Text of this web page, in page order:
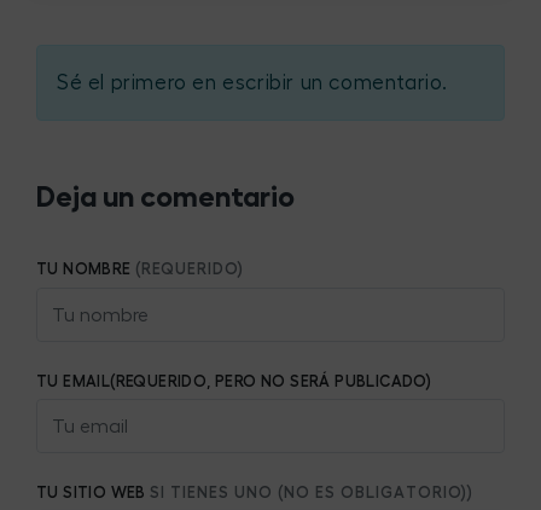
Sé el primero en escribir un comentario.
Deja un comentario
TU NOMBRE (REQUERIDO)
TU EMAIL(REQUERIDO, PERO NO SERÁ PUBLICADO)
TU SITIO WEB SI TIENES UNO (NO ES OBLIGATORIO))